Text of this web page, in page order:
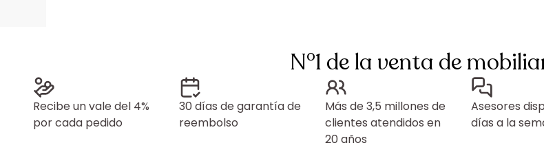
N°1 de la venta de
Recibe un vale del 4%
por cada pedido
30 días de garantía de
reembolso
Más de 3,5 millones de
clientes atendidos en
20 años
Asesores
días a la